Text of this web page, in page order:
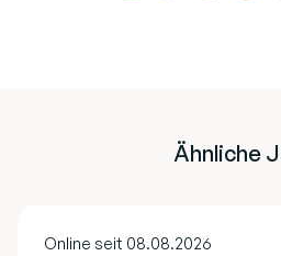
Ähnliche
Online seit 08.08.2026